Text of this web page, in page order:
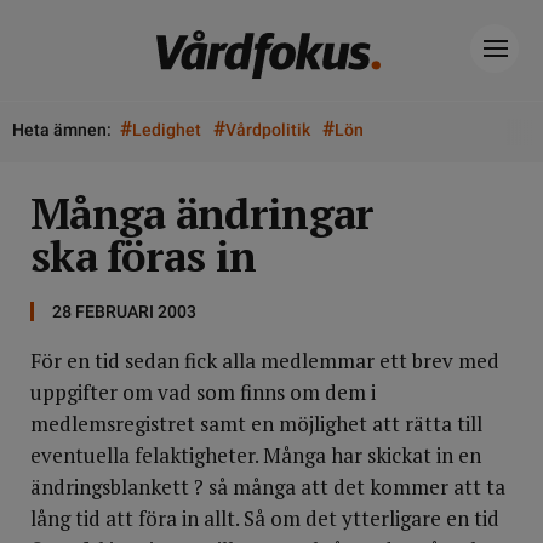
Heta ämnen: #Ledighet #Vårdpolitik #Lön
Många ändringar
ska föras in
28 FEBRUARI 2003
För en tid sedan fick alla medlemmar ett brev med
uppgifter om vad som finns om dem i
medlemsregistret samt en möjlighet att rätta till
eventuella felaktigheter. Många har skickat in en
ändringsblankett ? så många att det kommer att ta
lång tid att föra in allt. Så om det ytterligare en tid